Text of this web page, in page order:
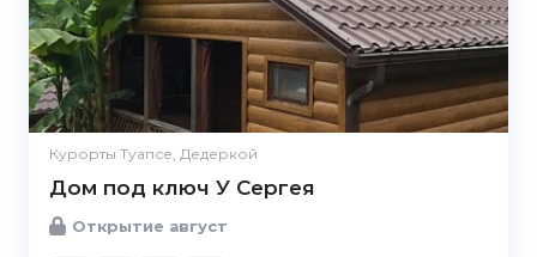
Курорты Туапсе, Дедеркой
Дом под ключ У Сергея
Открытие август